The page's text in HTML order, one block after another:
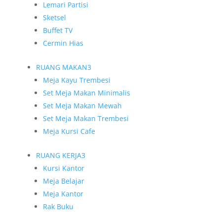
Lemari Partisi
Sketsel
Buffet TV
Cermin Hias
RUANG MAKAN3
Meja Kayu Trembesi
Set Meja Makan Minimalis
Set Meja Makan Mewah
Set Meja Makan Trembesi
Meja Kursi Cafe
RUANG KERJA3
Kursi Kantor
Meja Belajar
Meja Kantor
Rak Buku